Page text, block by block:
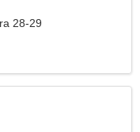
28-29